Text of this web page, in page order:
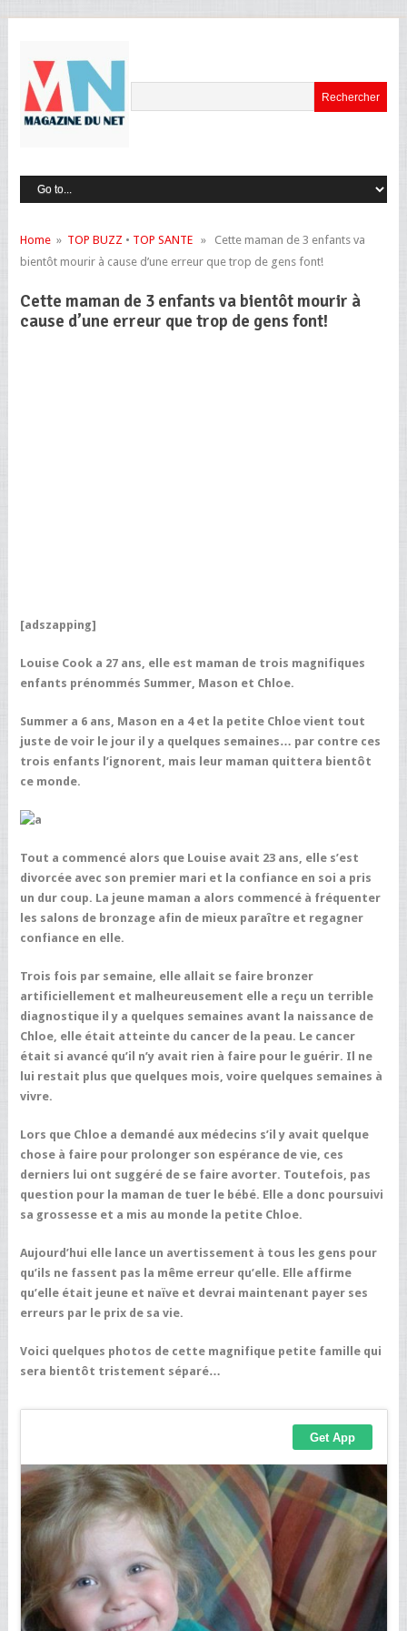
Home» TOP BUZZ • TOP SANTE» Cette maman de 3 enfants va
bientôt mourir à cause d’une erreur que trop de gens font!
Cette maman de 3 enfants va bientôt mourir à
cause d’une erreur que trop de gens font!
[adszapping]
Louise Cook a 27 ans, elle est maman de trois magnifiques
enfants prénommés Summer, Mason et Chloe.
Summer a 6 ans, Mason en a 4 et la petite Chloe vient tout
juste de voir le jour il y a quelques semaines… par contre ces
trois enfants l’ignorent, mais leur maman quittera bientôt
ce monde.
Tout a commencé alors que Louise avait 23 ans, elle s’est
divorcée avec son premier mari et la confiance en soi a pris
un dur coup. La jeune maman a alors commencé à fréquenter
les salons de bronzage afin de mieux paraître et regagner
confiance en elle.
Trois fois par semaine, elle allait se faire bronzer
artificiellement et malheureusement elle a reçu un terrible
diagnostique il y a quelques semaines avant la naissance de
Chloe, elle était atteinte du cancer de la peau. Le cancer
était si avancé qu’il n’y avait rien à faire pour le guérir. Il ne
lui restait plus que quelques mois, voire quelques semaines à
vivre.
Lors que Chloe a demandé aux médecins s’il y avait quelque
chose à faire pour prolonger son espérance de vie, ces
derniers lui ont suggéré de se faire avorter. Toutefois, pas
question pour la maman de tuer le bébé. Elle a donc poursuivi
sa grossesse et a mis au monde la petite Chloe.
Aujourd’hui elle lance un avertissement à tous les gens pour
qu’ils ne fassent pas la même erreur qu’elle. Elle affirme
qu’elle était jeune et naïve et devrai maintenant payer ses
erreurs par le prix de sa vie.
Voici quelques photos de cette magnifique petite famille qui
sera bientôt tristement séparé…